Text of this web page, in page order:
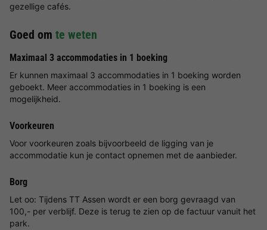
gezellige cafés.
Goed om te weten
Maximaal 3 accommodaties in 1 boeking
Er kunnen maximaal 3 accommodaties in 1 boeking worden
geboekt. Meer accommodaties in 1 boeking is een
mogelijkheid.
Voorkeuren
Voor voorkeuren zoals bijvoorbeeld de ligging van je
accommodatie kun je contact opnemen met de aanbieder.
Borg
Let oo: Tijdens TT Assen wordt er een borg gevraagd van
100,- per verblijf. Deze is terug te zien op de factuur vanuit het
park.